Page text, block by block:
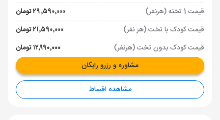
قیمت 1 تخته (هرنفر)
۲۹٬۵۹۰٬۰۰۰ تومان
قیمت کودک با تخت (هر نفر)
۲۱٬۵۹۰٬۰۰۰ تومان
قیمت کودک بدون تخت (هرنفر)
۱۲٬۹۹۰٬۰۰۰ تومان
مشاوره و رزرو رایگان
مشاهده اقساط